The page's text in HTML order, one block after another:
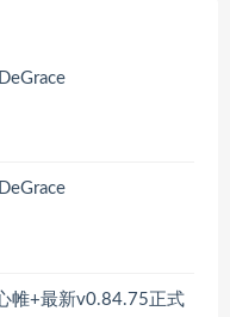
帷+最新v0.84.75正式